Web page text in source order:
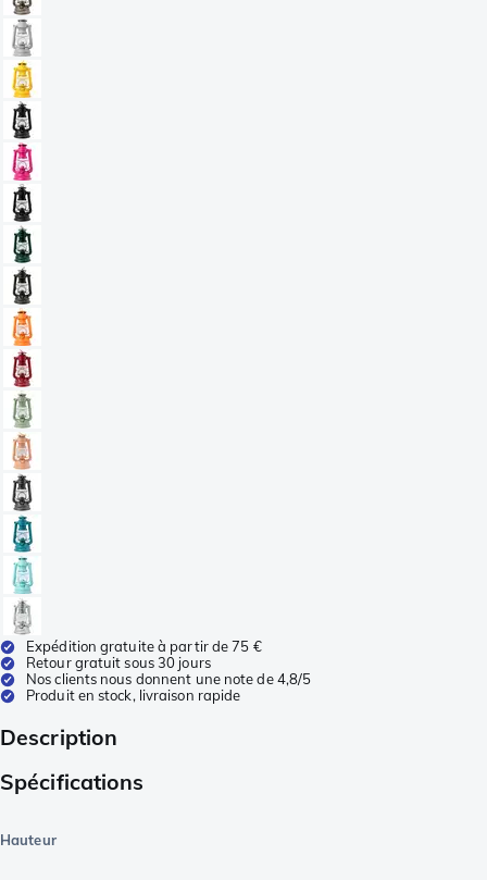
Expédition gratuite à partir de 75 €
Retour gratuit sous 30 jours
Nos clients nous donnent une note de 4,8/5
Produit en stock, livraison rapide
Description
Spécifications
Hauteur